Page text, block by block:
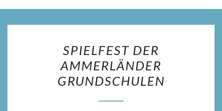
DER
AMMERLÄNDER
GRUNDSCHULEN
SPIELFEST DER
AMMERLÄNDER
GRUNDSCHULEN